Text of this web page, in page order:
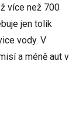
více než 700
jen tolik
vody. V
a méně aut v